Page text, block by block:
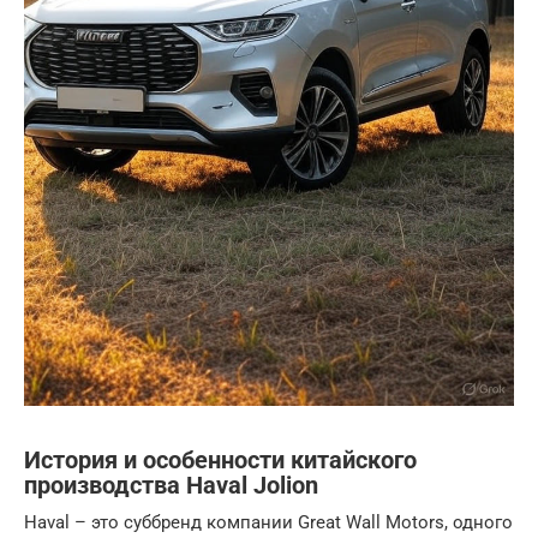
История и особенности китайского
производства Haval Jolion
Haval – это суббренд компании Great Wall Motors, одного